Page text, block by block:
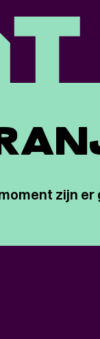
zijn